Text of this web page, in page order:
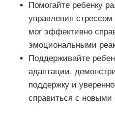
Помогайте ребенку
управления
мог эффективно
эмоциональными
Поддерживайте
адаптации,
поддержку и
справиться с